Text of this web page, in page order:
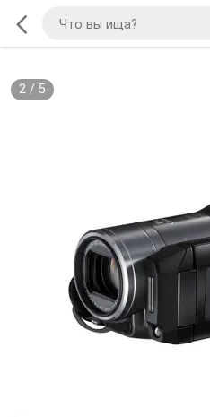
2/ 5